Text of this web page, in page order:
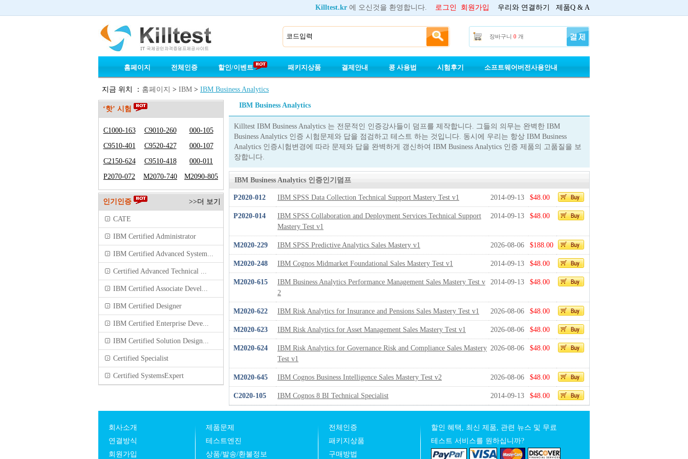
Killtest.kr 에 오신것을 환영합니다. 로그인 회원가입 우리와 연결하기 제품Q & A
장바구니 0 개
홈페이지 전체인증 할인/이벤트 패키지상품 결제안내 콩 사용법 시험후기 소프트웨어버전사용안내
지금 위치 ： 홈페이지 > IBM > IBM Business Analytics
‘핫’ 시험
C1000-163 C9010-260
000-105
C9510-401
C9520-427
000-107
C2150-624
C9510-418
000-011
P2070-072
M2070-740 M2090-805
>>더 보기
인기인증
CATE
IBM Certified Administrator
IBM Certified Advanced System...
Certified Advanced Technical ...
IBM Certified Associate Devel...
IBM Certified Designer
IBM Certified Enterprise Deve...
IBM Certified Solution Design...
Certified Specialist
Certified SystemsExpert
IBM Business Analytics
Killtest IBM Business Analytics 는 전문적인 인증강사들이 덤프를 제작합니다. 그들의 의무는 완벽한 IBM
Business Analytics 인증 시험문제와 답을 점검하고 테스트 하는 것입니다. 동시에 우리는 항상 IBM Business
Analytics 인증시험변경에 따라 문제와 답을 완벽하게 갱신하여 IBM Business Analytics 인증 제품의 고품질을 보
장합니다.
IBM Business Analytics 인증인기덤프
P2020-012 IBM SPSS Data Collection Technical Support Mastery Test v1 2014-09-13 $48.00
P2020-014
IBM SPSS Collaboration and Deployment Services Technical Support
Mastery Test v1
2014-09-13 $48.00
M2020-229 IBM SPSS Predictive Analytics Sales Mastery v1 2026-08-06 $188.00
M2020-248 IBM Cognos Midmarket Foundational Sales Mastery Test v1 2014-09-13 $48.00
M2020-615
IBM Business Analytics Performance Management Sales Mastery Test v
2
2014-09-13 $48.00
M2020-622 IBM Risk Analytics for Insurance and Pensions Sales Mastery Test v1 2026-08-06 $48.00
M2020-623 IBM Risk Analytics for Asset Management Sales Mastery Test v1 2026-08-06 $48.00
M2020-624
IBM Risk Analytics for Governance Risk and Compliance Sales Mastery
Test v1
2026-08-06 $48.00
M2020-645 IBM Cognos Business Intelligence Sales Mastery Test v2 2026-08-06 $48.00
C2020-105 IBM Cognos 8 BI Technical Specialist 2014-09-13 $48.00
회사소개
연결방식
회원가입
제품문제
테스트엔진
상품/발송/환불정보
전체인증
패키지상품
구매방법
할인 혜택, 최신 제품, 관련 뉴스 및 무료
테스트 서비스를 원하십니까?